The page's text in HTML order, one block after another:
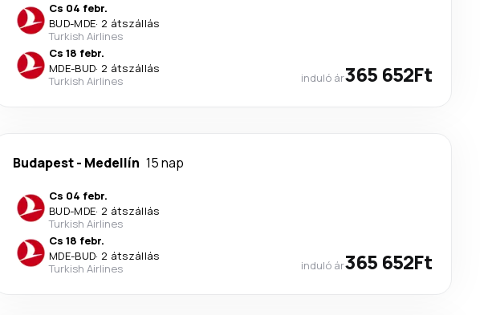
Cs 04 febr.
BUD-MDE· 2 átszállás
Turkish Airlines
Cs 18 febr.
MDE-BUD· 2 átszállás
Turkish Airlines
induló ár365 652Ft
Budapest- Medellín 15 nap
Cs 04 febr.
BUD-MDE· 2 átszállás
Turkish Airlines
Cs 18 febr.
MDE-BUD· 2 átszállás
Turkish Airlines
induló ár365 652Ft